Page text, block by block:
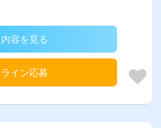
容を見る
イン応募